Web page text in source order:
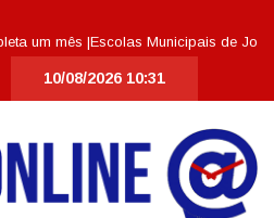
mês |Escolas Municipais de Joinville
10/08/2026 10:31